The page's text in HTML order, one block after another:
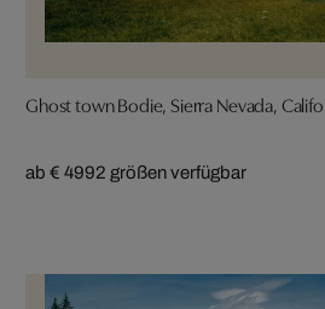
Ghost town Bodie, Sierra Nevada,
ab € 4992 größen verfügbar